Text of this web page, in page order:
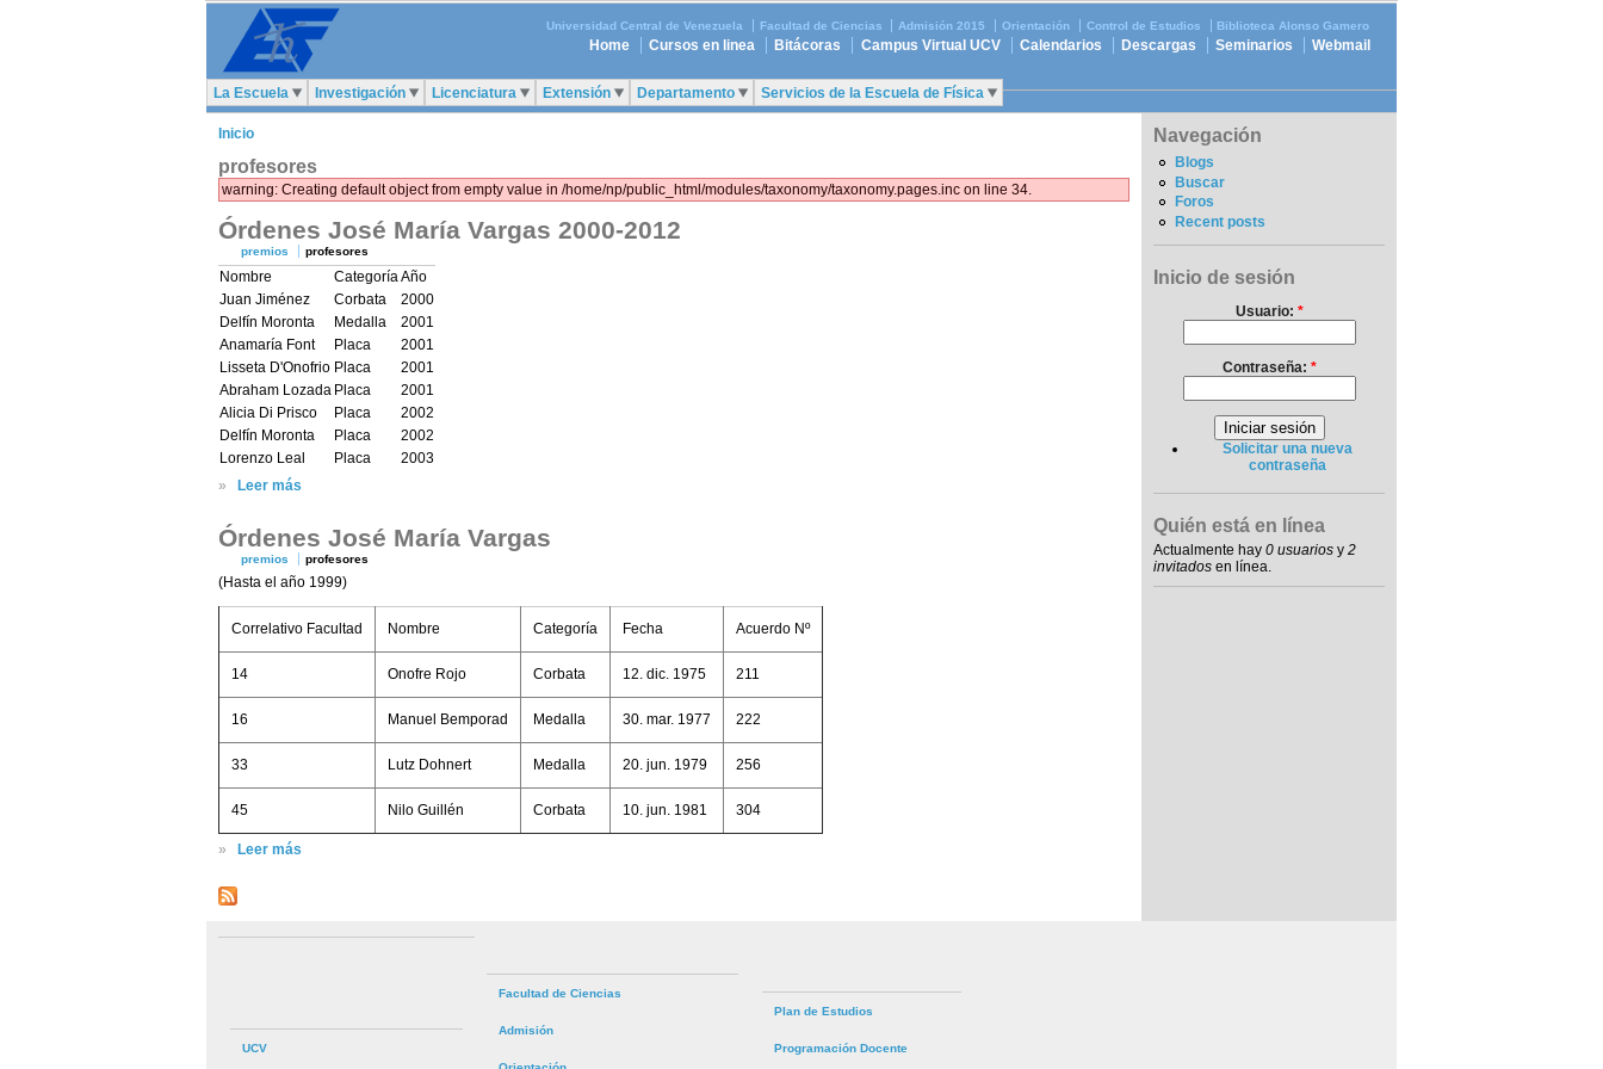
Universidad Central de Venezuela Facultad de Ciencias Admisión 2015 Orientación Control de Estudios Biblioteca Alonso Gamero
Home Cursos en linea Bitácoras Campus Virtual UCV Calendarios Descargas Seminarios Webmail
La Escuela Investigación Licenciatura Extensión Departamento Servicios de la Escuela de Física
Inicio
profesores
warning: Creating default object from empty value in /home/np/public_html/modules/taxonomy/taxonomy.pages.inc on line 34.
Órdenes José María Vargas 2000-2012
premios profesores
Nombre CategoríaAño
Juan Jiménez
Corbata
2000
Delfín Moronta
Medalla
2001
Anamaría Font
Placa
2001
Lisseta D'Onofrio Placa
2001
Abraham Lozada Placa
2001
Alicia Di Prisco
Placa
2002
Delfín Moronta
Placa
2002
Lorenzo Leal
Placa
2003
»
Leer más
Órdenes José María Vargas
premios profesores
(Hasta el año 1999)
Correlativo Facultad Nombre Categoría Fecha Acuerdo Nº
14 Onofre Rojo Corbata 12. dic. 1975 211
16 Manuel Bemporad Medalla 30. mar. 1977 222
33 Lutz Dohnert Medalla 20. jun. 1979 256
45 Nilo Guillén Corbata 10. jun. 1981 304
» Leer más
Navegación
Blogs
Buscar
Foros
Recent posts
Inicio de sesión
Usuario: *
Contraseña: *
Solicitar una nueva
contraseña
Quién está en línea
Actualmente hay 0 usuarios y 2
invitados en línea.
UCV
Facultad de Ciencias
Admisión
Plan de Estudios
Programación Docente